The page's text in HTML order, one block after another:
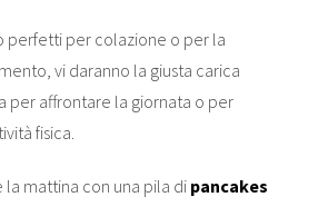
perfetti per colazione o per la
vi daranno la giusta carica
per affrontare la giornata o per
fisica.
la mattina con una pila di pancakes